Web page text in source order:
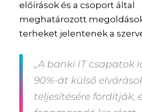
előírások és a csoport által
meghatározott
terheket jelentenek a
„A banki IT csapatok
90%-át külső
teljesítésére fordítják,